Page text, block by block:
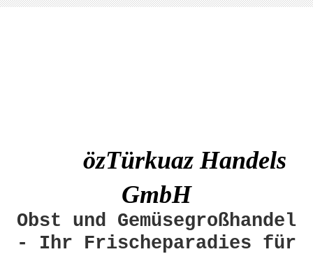
özTürkuaz Handels
GmbH
Obst und Gemüsegroßhandel
- Ihr Frischeparadies für